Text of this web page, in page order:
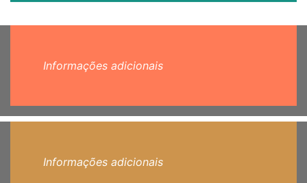
Informações adicionais
Informações adicionais